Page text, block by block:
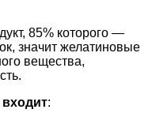
85% которого —
значит желатиновые
вещества,
входит: